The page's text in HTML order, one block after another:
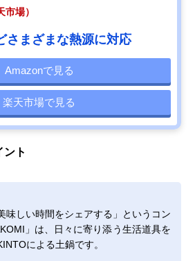
場）
さまざまな熱源に対応
Amazonで見る
楽天市場で見る
ント
味しい時間をシェアする」というコン
」は、日々に寄り添う生活道具を
による土鍋です。